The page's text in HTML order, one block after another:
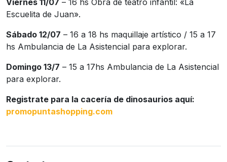
Viernes 11/07 – 16 hs Obra de teatro infantil: «La
Escuelita de Juan».
Sábado 12/07 – 16 a 18 hs maquillaje artístico / 15 a 17
hs Ambulancia de La Asistencial para explorar.
Domingo 13/7 – 15 a 17hs Ambulancia de La Asistencial
para explorar.
Registrate para la cacería de dinosaurios aquí:
promopuntashopping.com